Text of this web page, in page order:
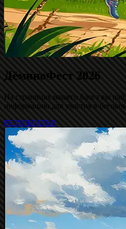
ДёминоФест 2026
На страницах нашего блога вы
информацию для участия в
РЕЗУЛЬТАТЫ!